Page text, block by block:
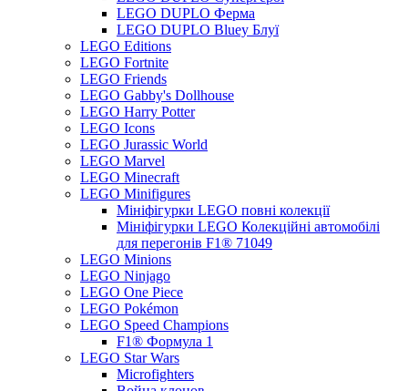
LEGO DUPLO Ферма
LEGO DUPLO Bluey Блуї
LEGO Editions
LEGO Fortnite
LEGO Friends
LEGO Gabby's Dollhouse
LEGO Harry Potter
LEGO Icons
LEGO Jurassic World
LEGO Marvel
LEGO Minecraft
LEGO Minifigures
Мініфігурки LEGO повні колекції
Мініфігурки LEGO Колекційні автомобілі
для перегонів F1® 71049
LEGO Minions
LEGO Ninjago
LEGO One Piece
LEGO Pokémon
LEGO Speed Champions
F1® Формула 1
LEGO Star Wars
Microfighters